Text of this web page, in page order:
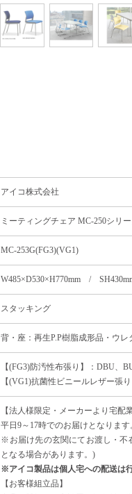
アイコ株式会社
ミーティングチェア MC-250シリ
MC-253G(FG3)(VG1)
W485×D530×H770mm /
スタッキング
背・座：再生P.P樹脂成形品・ウ
【(FG3)防汚性布張り】：DBU、
【(VG1)抗菌性ビニールレザー張
【法人様限定・メーカーより宅配
平日9～17時でのお届けとなりま
※お届け先の玄関にてお渡し・不
となる場合があります。)
※アイコ製品は個人宅への配送は
【お客様組立品】